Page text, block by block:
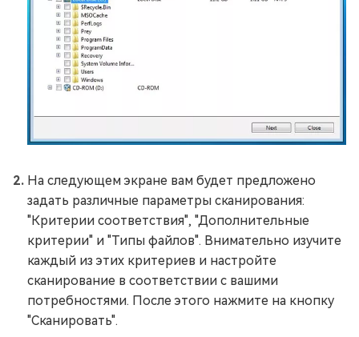
На следующем экране вам будет предложено
задать различные параметры сканирования:
"Критерии соответствия", "Дополнительные
критерии" и "Типы файлов". Внимательно изучите
каждый из этих критериев и настройте
сканирование в соответствии с вашими
потребностями. После этого нажмите на кнопку
"Сканировать".